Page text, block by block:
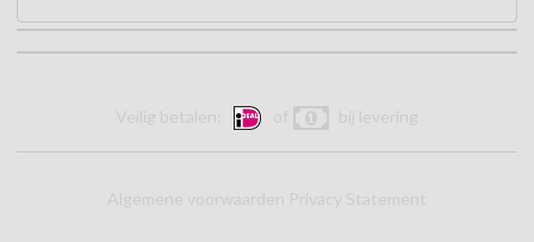
Veilig betalen: of bij levering
Algemene voorwaarden Privacy Statement